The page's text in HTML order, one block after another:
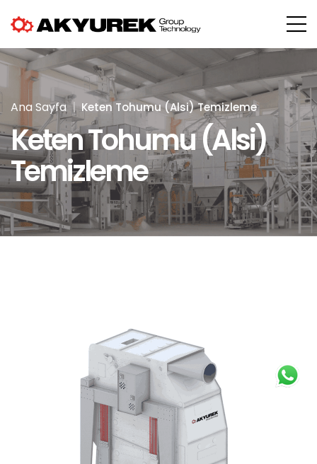
Ana Sayfa Keten Tohumu (Alsi) Temizleme
Keten Tohumu (Alsi)
Temizleme